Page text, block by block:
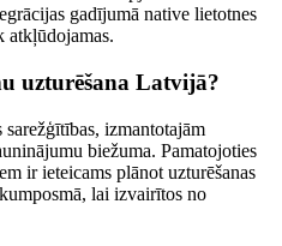
gadījumā native lietotnes
atkļūdojamas.
uzturēšana Latvijā?
izmantotajām
biežuma. Pamatojoties
ir ieteicams plānot uzturēšanas
lai izvairītos no